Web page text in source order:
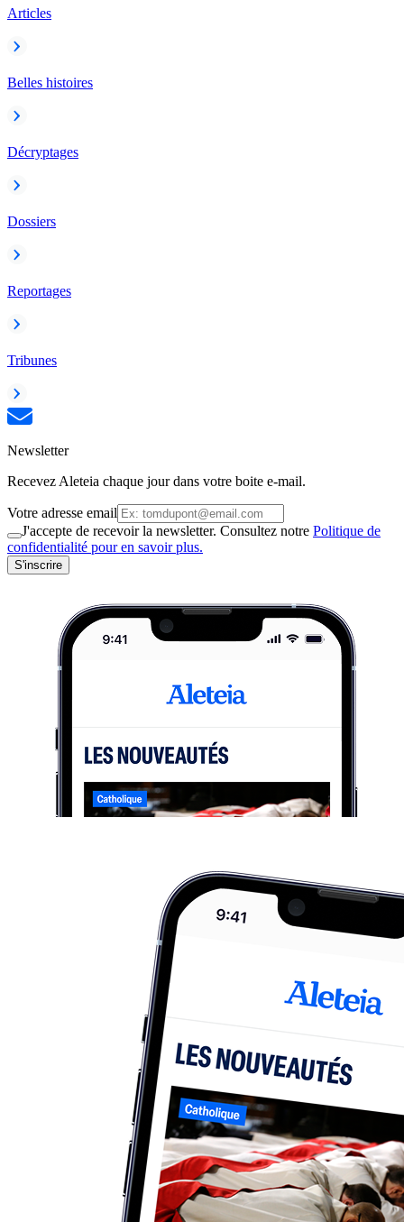
Articles
Belles histoires
Décryptages
Dossiers
Reportages
Tribunes
Newsletter
Recevez Aleteia chaque jour dans votre boite e-mail.
Votre adresse email
J'accepte de recevoir la newsletter. Consultez notre Politique de
confidentialité pour en savoir plus.
S'inscrire